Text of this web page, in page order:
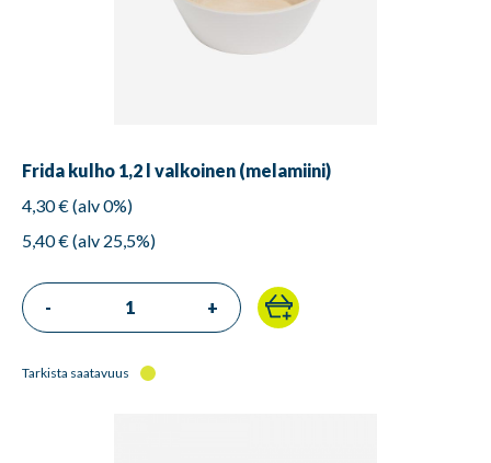
Frida kulho 1,2 l valkoinen (melamiini)
4,30 € (alv 0%)
5,40 € (alv 25,5%)
- +
Tarkista saatavuus